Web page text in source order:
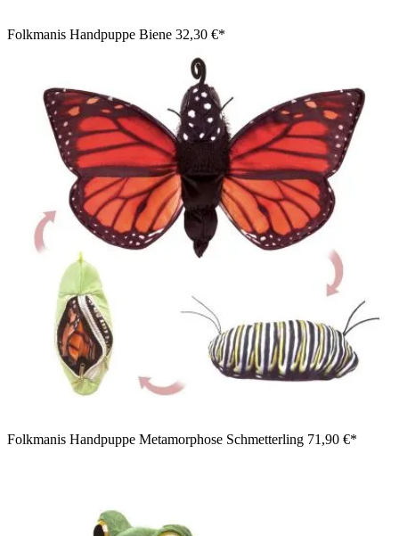
Folkmanis Handpuppe Biene 32,30 €*
Folkmanis Handpuppe Metamorphose Schmetterling 71,90 €*